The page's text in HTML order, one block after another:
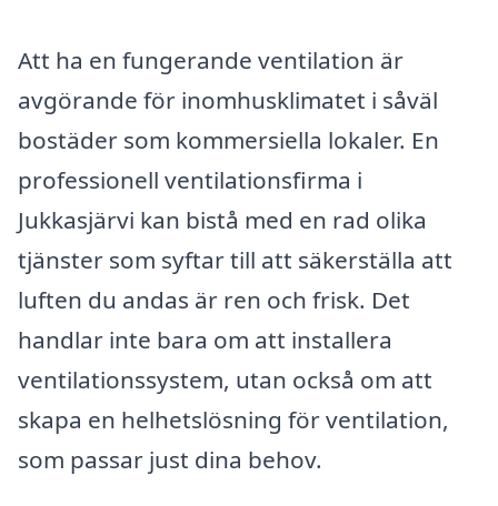
Att ha en fungerande ventilation är
avgörande för inomhusklimatet i såväl
bostäder som kommersiella lokaler. En
professionell ventilationsfirma i
Jukkasjärvi kan bistå med en rad olika
tjänster som syftar till att säkerställa att
luften du andas är ren och frisk. Det
handlar inte bara om att installera
ventilationssystem, utan också om att
skapa en helhetslösning för ventilation,
som passar just dina behov.